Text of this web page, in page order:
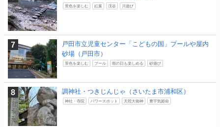
景色を楽しむ 紅葉 渓谷 川遊び
戸田市立児童センター「こどもの国」プールや屋内
砂場（戸田市）
景色を楽しむ プール 雨の日も楽しめる 砂遊び
調神社・つきじんじゃ（さいたま市浦和区）
神社・寺院 パワースポット 天照大御神 豊宇気姫命